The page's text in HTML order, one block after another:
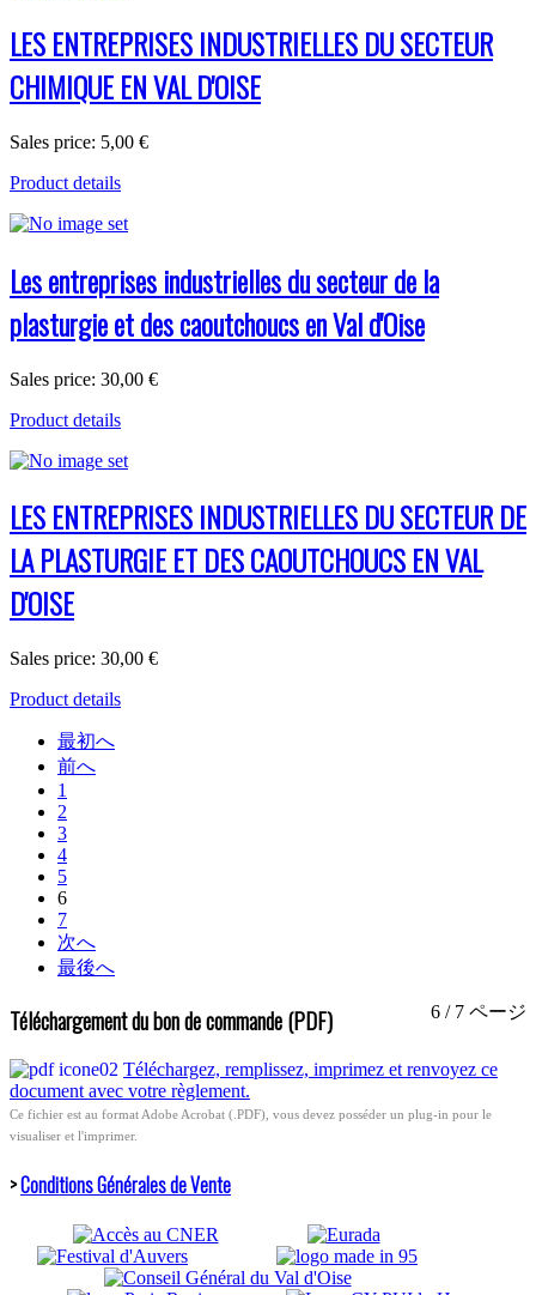
LES ENTREPRISES INDUSTRIELLES DU SECTEUR
CHIMIQUE EN VAL D'OISE
Sales price: 5,00 €
Product details
Les entreprises industrielles du secteur de la
plasturgie et des caoutchoucs en Val d'Oise
Sales price: 30,00 €
Product details
LES ENTREPRISES INDUSTRIELLES DU SECTEUR DE
LA PLASTURGIE ET DES CAOUTCHOUCS EN VAL
D'OISE
Sales price: 30,00 €
Product details
最初へ
前へ
1
2
3
4
5
6
7
次へ
最後へ
6 / 7 ページ
Téléchargement du bon de commande (PDF)
Téléchargez, remplissez, imprimez et renvoyez ce
document avec votre règlement.
Ce fichier est au format Adobe Acrobat (.PDF), vous devez posséder un plug-in pour le
visualiser et l'imprimer.
>Conditions Générales de Vente